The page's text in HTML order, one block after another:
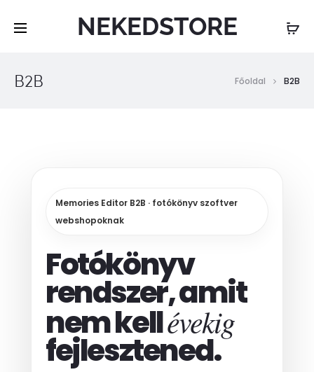
NEKEDSTORE
B2B Főoldal B2B
Memories Editor B2B · fotókönyv szoftver
webshopoknak
Fotókönyv
rendszer, amit
nem kellévekig
fejlesztened.